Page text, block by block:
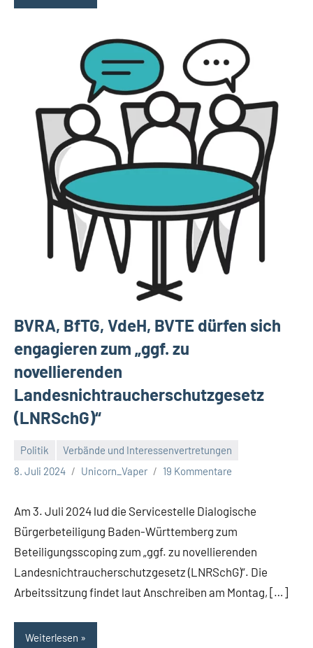
BVRA, BfTG, VdeH, BVTE dürfen sich
engagieren zum „ggf. zu
novellierenden
Landesnichtraucherschutzgesetz
(LNRSchG)“
Politik
Verbände und Interessenvertretungen
8. Juli 2024
Unicorn_Vaper 19 Kommentare
Am 3. Juli 2024 lud die Servicestelle Dialogische
Bürgerbeteiligung Baden-Württemberg zum
Beteiligungsscoping zum „ggf. zu novellierenden
Landesnichtraucherschutzgesetz (LNRSchG)“. Die
Arbeitssitzung findet laut Anschreiben am Montag, […]
Weiterlesen